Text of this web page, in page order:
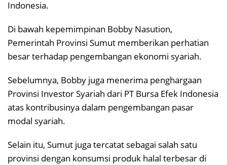
Indonesia.
Di bawah kepemimpinan Bobby Nasution,
Pemerintah Provinsi Sumut memberikan perhatian
besar terhadap pengembangan ekonomi syariah.
Sebelumnya, Bobby juga menerima penghargaan
Provinsi Investor Syariah dari PT Bursa Efek Indonesia
atas kontribusinya dalam pengembangan pasar
modal syariah.
Selain itu, Sumut juga tercatat sebagai salah satu
provinsi dengan konsumsi produk halal terbesar di